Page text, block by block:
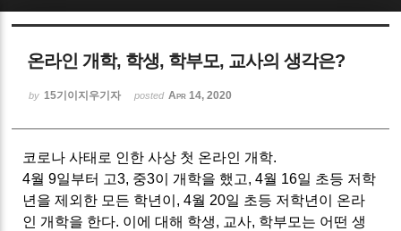
온라인 개학, 학생, 학부모, 교사의 생각은?
by 15기이지우기자 posted Apr 14, 2020
코로나 사태로 인한 사상 첫 온라인 개학.
4월 9일부터 고3, 중3이 개학을 했고, 4월 16일 초등 저학
년을 제외한 모든 학년이, 4월 20일 초등 저학년이 온라
인 개학을 한다. 이에 대해 학생, 교사, 학부모는 어떤 생
Sketchbook5, 스케치북5
Sketchbook5, 스케치북5